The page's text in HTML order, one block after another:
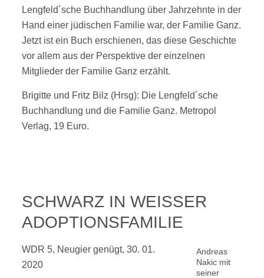
Lengfeld´sche Buchhandlung über Jahrzehnte in der
Hand einer jüdischen Familie war, der Familie Ganz.
Jetzt ist ein Buch erschienen, das diese Geschichte
vor allem aus der Perspektive der einzelnen
Mitglieder der Familie Ganz erzählt.
Brigitte und Fritz Bilz (Hrsg): Die Lengfeld´sche
Buchhandlung und die Familie Ganz. Metropol
Verlag, 19 Euro.
SCHWARZ IN WEISSER
ADOPTIONSFAMILIE
Andreas
Nakic mit
seiner
WDR 5, Neugier genügt, 30. 01.
2020